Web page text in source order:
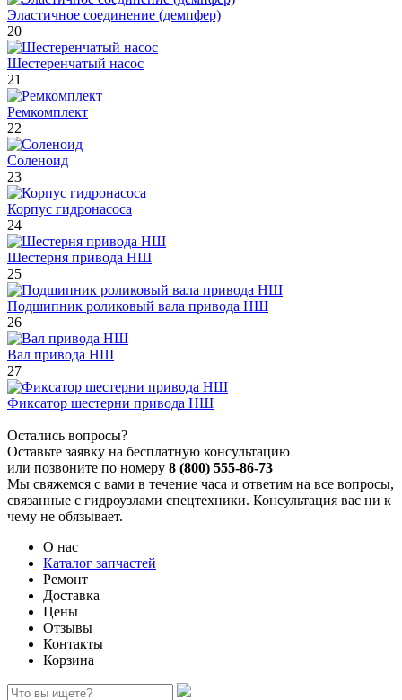
Эластичное соединение (демпфер)
20
Шестеренчатый насос
21
Ремкомплект
22
Соленоид
23
Корпус гидронасоса
24
Шестерня привода НШ
25
Подшипник роликовый вала привода НШ
26
Вал привода НШ
27
Фиксатор шестерни привода НШ
Остались вопросы?
Оставьте заявку на бесплатную консультацию
или позвоните по номеру 8 (800) 555-86-73
Мы свяжемся с вами в течение часа и ответим на все вопросы,
связанные с гидроузлами спецтехники. Консультация вас ни к
чему не обязывает.
О нас
Каталог запчастей
Ремонт
Доставка
Цены
Отзывы
Контакты
Корзина